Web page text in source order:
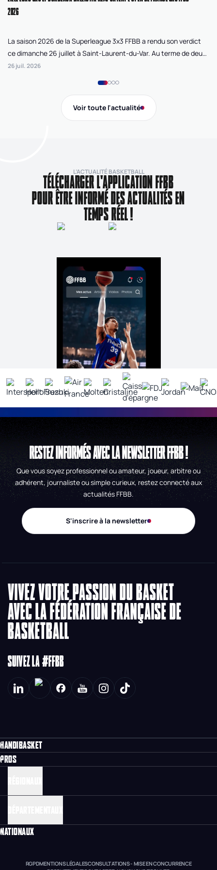
2026
La saison 2026 de la Superleague 3x3 FFBB a rendu son verdict
ce dimanche 26 juillet à Saint-Laurent-du-Var. Au terme de deux
journées de compétition disputées sur la plage Cousteau, Lille
26 juil. 2026
Voir toute l'actualité
L’ACTUALITÉ BASKETBALL
TÉLÉCHARGER L'APPLICATION FFBB
POUR ÊTRE INFORMÉ DES ACTUALITÉS EN
TEMPS RÉEL !
RESTEZ INFORMÉS AVEC LA NEWSLETTER FFBB !
Que vous soyez professionnel ou amateur, joueur, arbitre ou
adhérent, journaliste ou simple curieux, restez connecté aux
actualités FFBB.
S'inscrire à la newsletter
VIVEZ VOTRE PASSION DU BASKET
AVEC LA FÉDÉRATION FRANÇAISE DE
BASKETBALL
SUIVEZ LA #FFBB
HANDIBASKET
PROS
NATIONAUX
RGPDMENTIONS LÉGALESCONSULTATIONS - MISE EN CONCURRENCE